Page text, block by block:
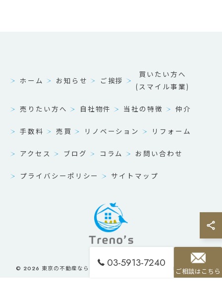
03-5913-7240
ご相談はこちら
ホーム お知らせ ご挨拶
買いたい方へ
(スマイル事業)
売りたい方へ 自社物件 当社の特徴 仲介
手数料 売買 リノベーション リフォーム
アクセス ブログ コラム お問い合わせ
プライバシーポリシー サイトマップ
© 2026 東京の不動産ならTreno’s株式会社 ALL RIGHTS RESERVED.